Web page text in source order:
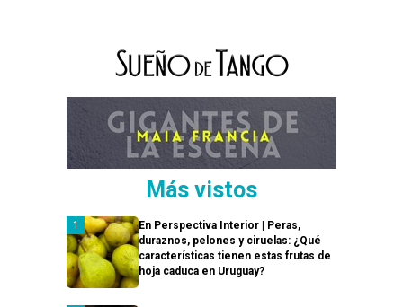
Más vistos
En Perspectiva Interior | Peras,
duraznos, pelones y ciruelas: ¿Qué
características tienen estas frutas de
hoja caduca en Uruguay?